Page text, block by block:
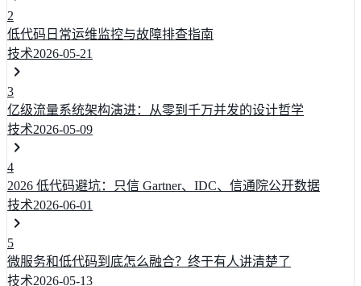
2
低代码日常运维监控与故障排查指南
技术2026-05-21
3
亿级流量系统架构演进：从零到千万并发的设计哲学
技术2026-05-09
4
2026 低代码避坑：只信 Gartner、IDC、信通院公开数据
技术2026-06-01
5
微服务和低代码到底怎么融合？终于有人讲清楚了
技术2026-05-13